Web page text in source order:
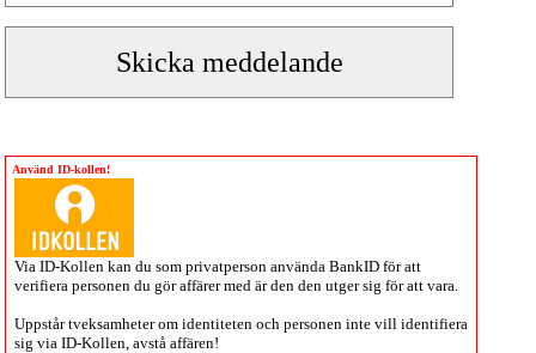
Använd ID-kollen!
Via ID-Kollen kan du som privatperson använda BankID för att
verifiera personen du gör affärer med är den den utger sig för att vara.
Uppstår tveksamheter om identiteten och personen inte vill identifiera
sig via ID-Kollen , avstå affären!